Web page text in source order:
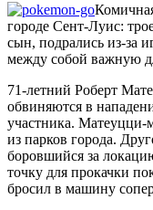
городе Сент-Луис:
сын, подрались из-за
между собой важную
71-летний Роберт
обвиняются в
участника. Матеуцци-
из парков города.
боровшийся за
точку для прокачки
бросил в машину